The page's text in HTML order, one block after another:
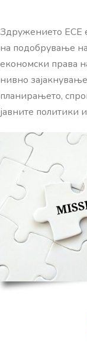
Здружението ЕСЕ е
на подобрување
економски права
нивно
планирањето,
јавните политики